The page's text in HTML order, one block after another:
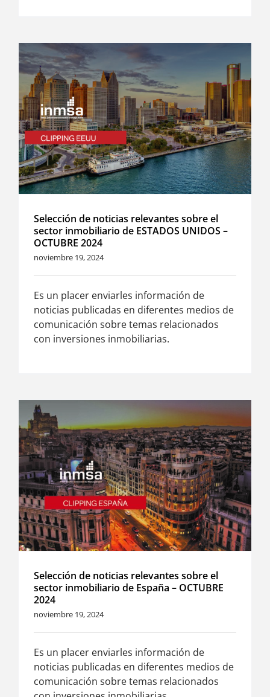
Selección de noticias relevantes sobre el
sector inmobiliario de ESTADOS UNIDOS –
OCTUBRE 2024
noviembre 19, 2024
Es un placer enviarles información de
noticias publicadas en diferentes medios de
comunicación sobre temas relacionados
con inversiones inmobiliarias.
Selección de noticias relevantes sobre el
sector inmobiliario de España – OCTUBRE
2024
noviembre 19, 2024
Es un placer enviarles información de
noticias publicadas en diferentes medios de
comunicación sobre temas relacionados